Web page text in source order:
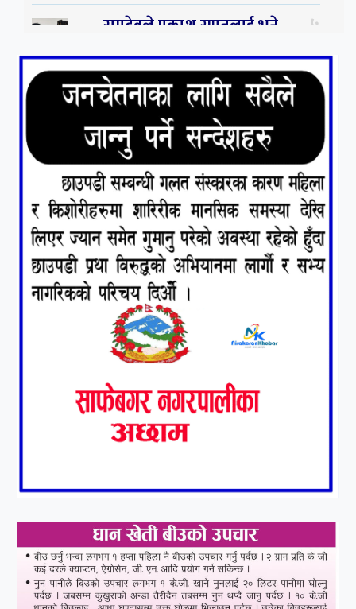
रामदेवले प्रकाश सपुतलाई भने
पनि ठूलो स्टार
५
संघियता खारेज हुनसक्छ,
झलनाथ खनाल
कृष्ण जन्माष्टमिको दिन जयगढमा
बृहत देउडा खेल हुँने
७
हामी पनि त उडाउछौ । ८
कांग्रेसको १४ औं महाधिवेशनको
तयारी पुरा
आर्थिक बर्ष २०७८÷२०७९ मा
आर्थिक बुद्धि दर ६.५ हुन सक्दैन ।